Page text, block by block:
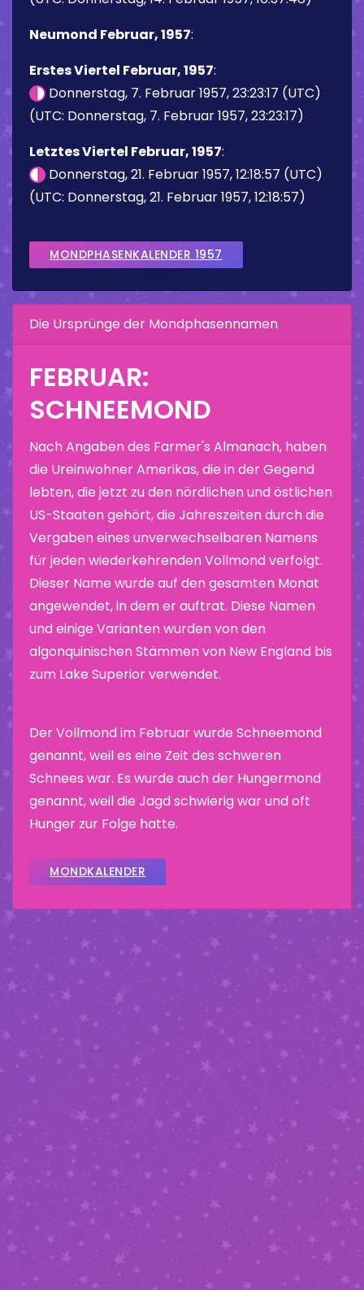
Neumond Februar, 1957:
Erstes Viertel Februar, 1957:
Donnerstag, 7. Februar 1957, 23:23:17 (UTC)
(UTC: Donnerstag, 7. Februar 1957, 23:23:17)
Letztes Viertel Februar, 1957:
Donnerstag, 21. Februar 1957, 12:18:57 (UTC)
(UTC: Donnerstag, 21. Februar 1957, 12:18:57)
MONDPHASENKALENDER 1957
Die Ursprünge der Mondphasennamen
FEBRUAR:
SCHNEEMOND
Nach Angaben des Farmer's Almanach, haben
die Ureinwohner Amerikas, die in der Gegend
lebten, die jetzt zu den nördlichen und östlichen
US-Staaten gehört, die Jahreszeiten durch die
Vergaben eines unverwechselbaren Namens
für jeden wiederkehrenden Vollmond verfolgt.
Dieser Name wurde auf den gesamten Monat
angewendet, in dem er auftrat. Diese Namen
und einige Varianten wurden von den
algonquinischen Stämmen von New England bis
zum Lake Superior verwendet.
Der Vollmond im Februar wurde Schneemond
genannt, weil es eine Zeit des schweren
Schnees war. Es wurde auch der Hungermond
genannt, weil die Jagd schwierig war und oft
Hunger zur Folge hatte.
MONDKALENDER